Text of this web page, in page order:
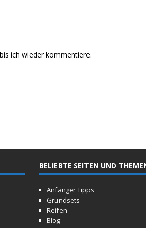
ich wieder kommentiere.
BELIEBTE SEITEN UND
Anfänger Tipps
Grundsets
Reifen
Blog